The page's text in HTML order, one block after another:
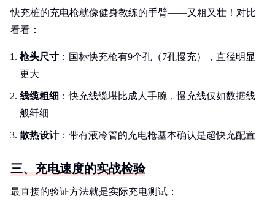
快充桩的充电枪就像健身教练的手臂——又粗又壮！对比
看看：
枪头尺寸 ：国标快充枪有9个孔（7孔慢充），直径明显
更大
线缆粗细 ：快充线缆堪比成人手腕，慢充线仅如数据线
般纤细
散热设计：带有液冷管的充电枪基本确认是超快充配置
三、充电速度的实战检验
最直接的验证方法就是实际充电测试：